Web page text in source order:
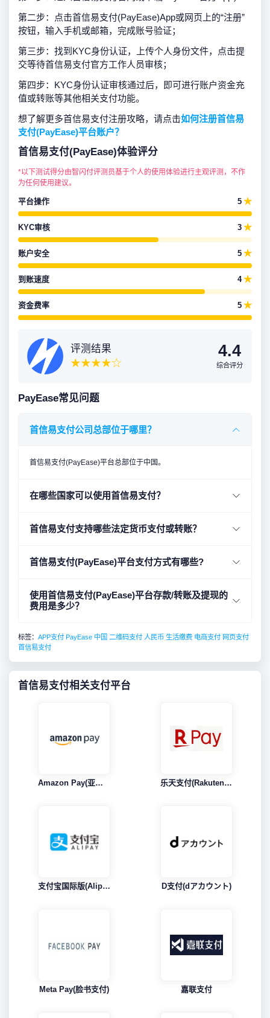
第二步：点击首信易支付(PayEase)App或网页上的“注册”
按钮，输入手机或邮箱，完成账号验证；
第三步：找到KYC身份认证，上传个人身份文件，点击提
交等待首信易支付官方工作人员审核；
第四步：KYC身份认证审核通过后，即可进行账户资金充
值或转账等其他相关支付功能。
想了解更多首信易支付注册攻略，请点击如何注册首信易
支付(PayEase)平台账户？
首信易支付(PayEase)体验评分
*以下测试得分由智闪付评测员基于个人的使用体验进行主观评测，不作
为任何使用建议。
平台操作 5 ★
KYC审核 3 ★
账户安全 5 ★
到账速度 4 ★
资金费率 5 ★
评测结果
★★★★☆
4.4
综合评分
PayEase常见问题
首信易支付公司总部位于哪里？
首信易支付(PayEase)平台总部位于中国。
在哪些国家可以使用首信易支付？
首信易支付支持哪些法定货币支付或转账？
首信易支付(PayEase)平台支付方式有哪些?
使用首信易支付(PayEase)平台存款/转账及提现的
费用是多少？
标签： APP支付 PayEase 中国 二维码支付 人民币 生活缴费 电商支付 网页支付
首信易支付
首信易支付相关支付平台
Amazon Pay(亚马逊支付) 乐天支付(Rakuten Pay)
支付宝国际版(Alipay Global) D支付(dアカウント)
Meta Pay(脸书支付) 嘉联支付